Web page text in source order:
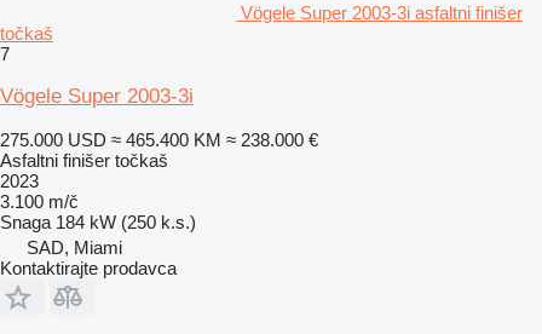
Vögele Super 2003-3i asfaltni finišer
točkaš
7
Vögele Super 2003-3i
275.000 USD ≈ 465.400 KM ≈ 238.000 €
Asfaltni finišer točkaš
2023
3.100 m/č
Snaga 184 kW (250 k.s.)
SAD, Miami
Kontaktirajte prodavca